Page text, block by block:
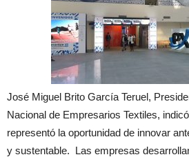
José Miguel Brito García Teruel,
Nacional de Empresarios Textiles,
representó la oportunidad de innovar
y sustentable. Las empresas